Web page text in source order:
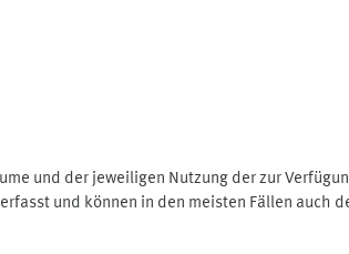
und der jeweiligen Nutzung der zur
und können in den meisten Fällen auch